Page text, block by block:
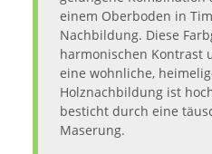
einem Oberboden in
Nachbildung. Diese
harmonischen Kontrast
eine wohnliche,
Holznachbildung ist
besticht durch eine
Maserung.